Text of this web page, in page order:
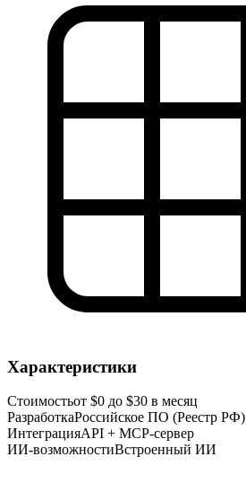
Характеристики
Стоимостьот $0 до $30 в месяц
РазработкаРоссийское ПО (Реестр РФ)
ИнтеграцияAPI + MCP-сервер
ИИ-возможностиВстроенный ИИ